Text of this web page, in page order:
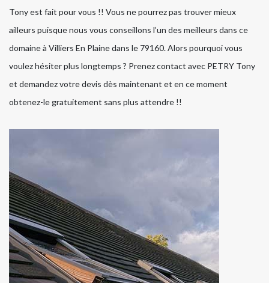
Tony est fait pour vous !! Vous ne pourrez pas trouver mieux
ailleurs puisque nous vous conseillons l’un des meilleurs dans ce
domaine à Villiers En Plaine dans le 79160. Alors pourquoi vous
voulez hésiter plus longtemps ? Prenez contact avec PETRY Tony
et demandez votre devis dès maintenant et en ce moment
obtenez-le gratuitement sans plus attendre !!